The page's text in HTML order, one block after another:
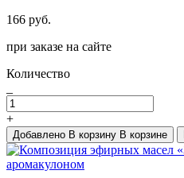
166 руб.
при заказе на сайте
Количество
+
Добавлено В корзину В корзине